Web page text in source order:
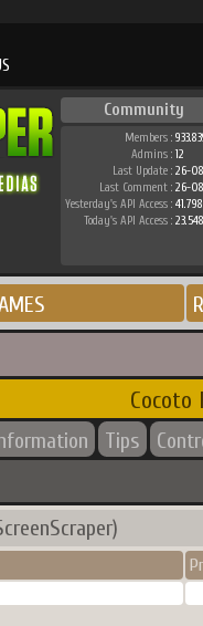
Community
Members :
Admins : 12
Last Update : 26-
Last Comment : 26-
Yesterday's API Access :
Today's API Access :
Cocoto
Tips